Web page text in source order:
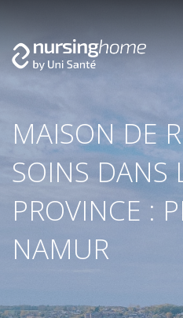
MAISON DE
SOINS DANS
PROVINCE :
NAMUR